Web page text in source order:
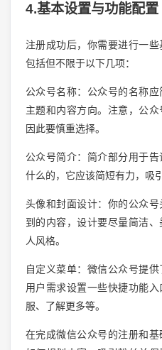
4.基本设置与功能配置
注册成功后，你需要进行一些
包括但不限于以下几项：
公众号名称：公众号的名称
主题和内容方向。注意，公众
因此要慎重选择。
公众号简介：简介部分用于
什么的，它应该简短有力，吸
头像和封面设计：你的公众
到的内容，设计要尽量简洁
人风格。
自定义菜单：微信公众号提
用户需求设置一些快捷功能
服、了解更多等。
在完成微信公众号的注册和